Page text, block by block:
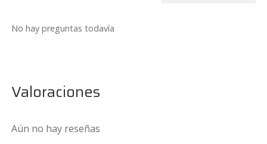
No hay preguntas todavía
Valoraciones
Aún no hay reseñas